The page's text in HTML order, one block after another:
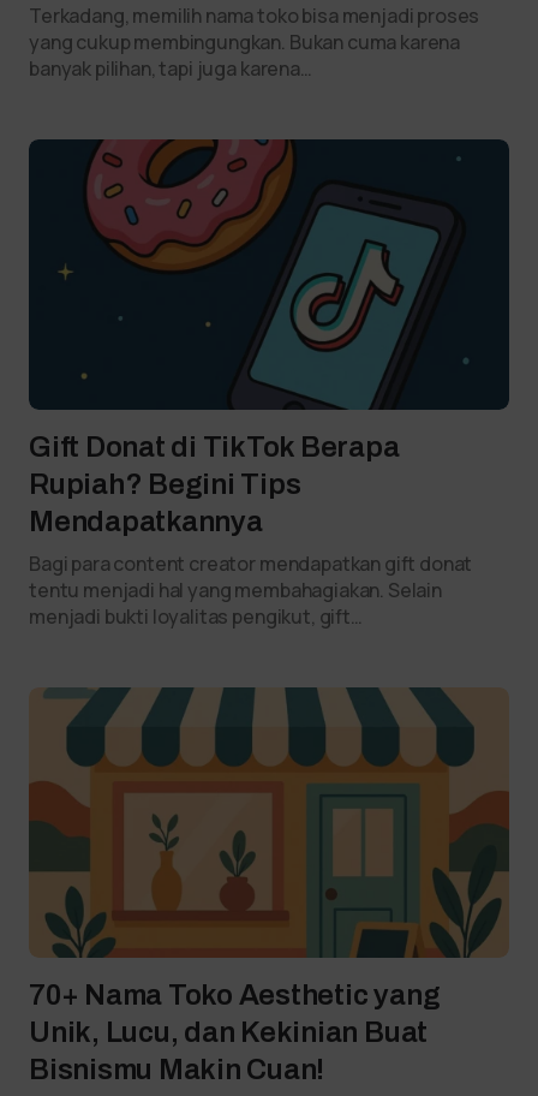
Terkadang, memilih nama toko bisa menjadi proses
yang cukup membingungkan. Bukan cuma karena
banyak pilihan, tapi juga karena…
Gift Donat di TikTok Berapa
Rupiah? Begini Tips
Mendapatkannya
Bagi para content creator mendapatkan gift donat
tentu menjadi hal yang membahagiakan. Selain
menjadi bukti loyalitas pengikut, gift…
70+ Nama Toko Aesthetic yang
Unik, Lucu, dan Kekinian Buat
Bisnismu Makin Cuan!